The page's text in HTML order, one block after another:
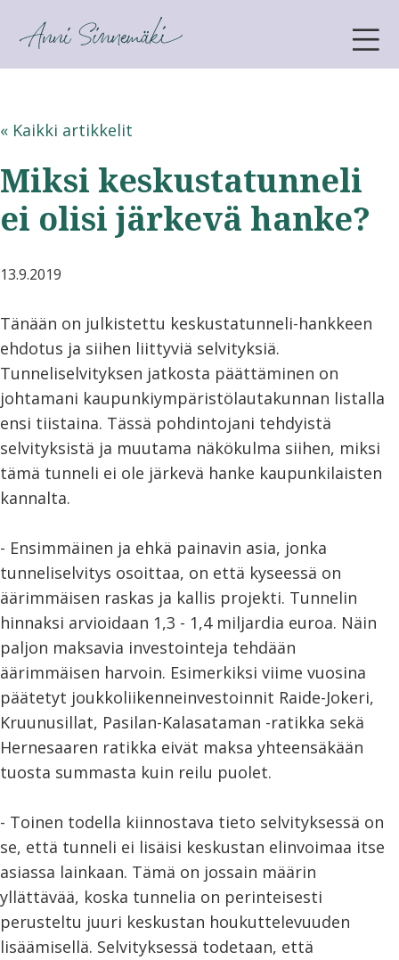
ANNI SINNEMÄKI
« Kaikki artikkelit
Miksi keskustatunneli
ei olisi järkevä hanke?
13.9.2019
Tänään on julkistettu keskustatunneli-hankkeen
ehdotus ja siihen liittyviä selvityksiä.
Tunneliselvityksen jatkosta päättäminen on
johtamani kaupunkiympäristölautakunnan listalla
ensi tiistaina. Tässä pohdintojani tehdyistä
selvityksistä ja muutama näkökulma siihen, miksi
tämä tunneli ei ole järkevä hanke kaupunkilaisten
kannalta.
- Ensimmäinen ja ehkä painavin asia, jonka
tunneliselvitys osoittaa, on että kyseessä on
äärimmäisen raskas ja kallis projekti. Tunnelin
hinnaksi arvioidaan 1,3 - 1,4 miljardia euroa. Näin
paljon maksavia investointeja tehdään
äärimmäisen harvoin. Esimerkiksi viime vuosina
päätetyt joukkoliikenneinvestoinnit Raide-Jokeri,
Kruunusillat, Pasilan-Kalasataman -ratikka sekä
Hernesaaren ratikka eivät maksa yhteensäkään
tuosta summasta kuin reilu puolet.
- Toinen todella kiinnostava tieto selvityksessä on
se, että tunneli ei lisäisi keskustan elinvoimaa itse
asiassa lainkaan. Tämä on jossain määrin
yllättävää, koska tunnelia on perinteisesti
perusteltu juuri keskustan houkuttelevuuden
lisäämisellä. Selvityksessä todetaan, että